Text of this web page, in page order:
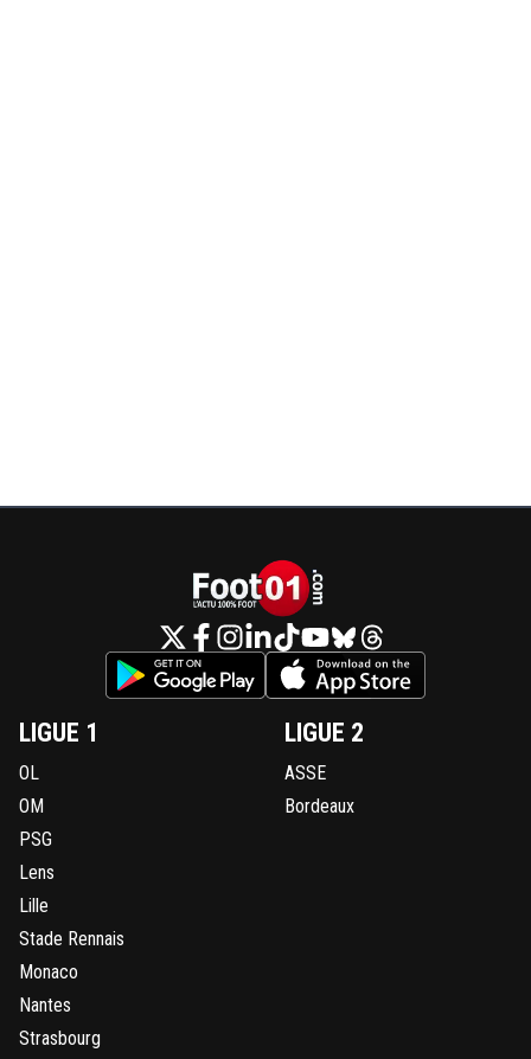
LIGUE 1
OL
OM
PSG
Lens
Lille
Stade Rennais
Monaco
Nantes
Strasbourg
LIGUE 2
ASSE
Bordeaux